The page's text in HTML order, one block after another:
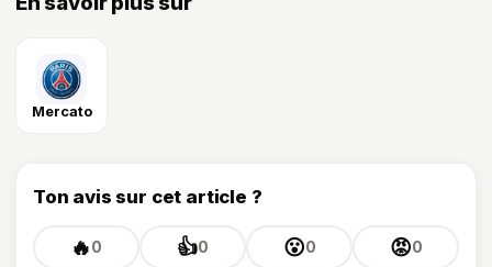
Mercato
Ton avis sur cet article ?
🔥0 👍0 😮0 😡0